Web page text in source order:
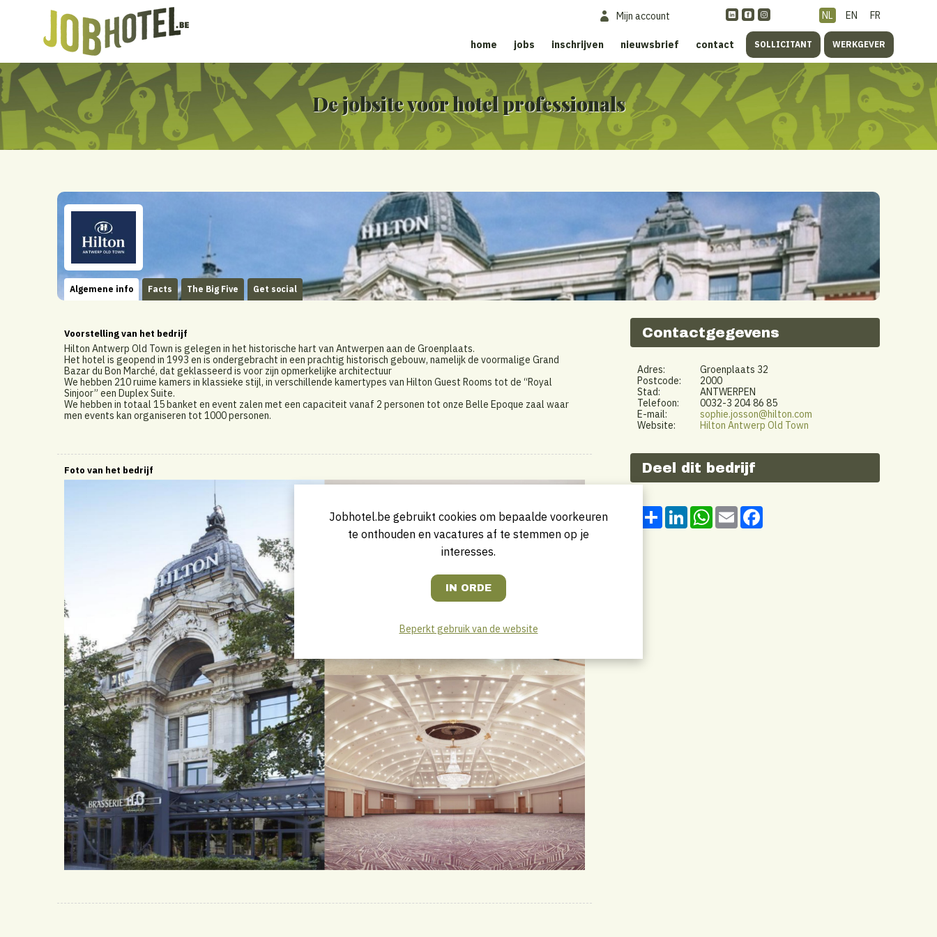
NL EN FR
Mijn account
home jobs inschrijven nieuwsbrief contact SOLLICITANT WERKGEVER
De jobsite voor hotel professionals
Algemene info Facts The Big Five Get social
Voorstelling van het bedrijf
Hilton Antwerp Old Town is gelegen in het historische hart van Antwerpen aan de Groenplaats.
Het hotel is geopend in 1993 en is ondergebracht in een prachtig historisch gebouw, namelijk de voormalige Grand
Bazar du Bon Marché, dat geklasseerd is voor zijn opmerkelijke architectuur
We hebben 210 ruime kamers in klassieke stijl, in verschillende kamertypes van Hilton Guest Rooms tot de “Royal
Sinjoor” een Duplex Suite.
We hebben in totaal 15 banket en event zalen met een capaciteit vanaf 2 personen tot onze Belle Epoque zaal waar
men events kan organiseren tot 1000 personen.
Foto van het bedrijf
Contactgegevens
Adres:
Groenplaats 32
Postcode:
2000
Stad:
ANTWERPEN
Telefoon:
0032-3 204 86 85
E-mail:
sophie.josson@hilton.com
Website:
Hilton Antwerp Old Town
Deel dit bedrijf
Share LinkedInWhatsApp
Email
Jobhotel.be gebruikt cookies om bepaalde voorkeuren
te onthouden en vacatures af te stemmen op je
interesses.
Beperkt gebruik van de website